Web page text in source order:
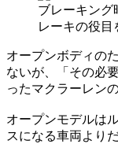
ブレーキング
レーキの役目
オープンボディの
ないが、「その必
ったマクラーレン
オープンモデルは
スになる車両より